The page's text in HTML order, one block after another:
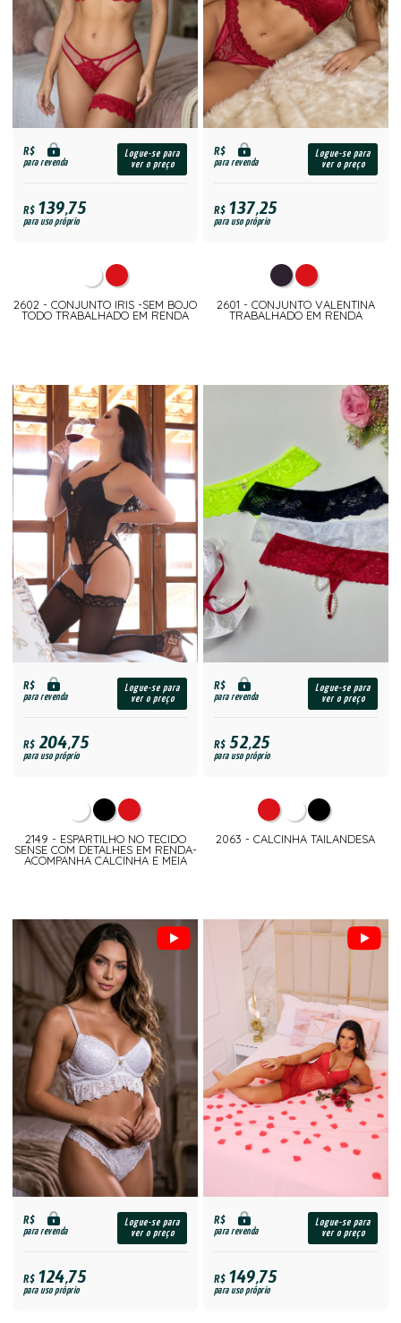
R$
para revenda
Logue-se para
ver o preço
R$139,75
para uso próprio
2602 - CONJUNTO IRIS -SEM BOJO
TODO TRABALHADO EM RENDA
R$
para revenda
Logue-se para
ver o preço
R$137,25
para uso próprio
2601 - CONJUNTO VALENTINA
TRABALHADO EM RENDA
R$
para revenda
Logue-se para
ver o preço
R$204,75
para uso próprio
2149 - ESPARTILHO NO TECIDO
SENSE COM DETALHES EM RENDA-
ACOMPANHA CALCINHA E MEIA
R$
para revenda
Logue-se para
ver o preço
R$52,25
para uso próprio
2063 - CALCINHA TAILANDESA
R$
para revenda
Logue-se para
ver o preço
R$124,75
para uso próprio
R$
para revenda
Logue-se para
ver o preço
R$149,75
para uso próprio